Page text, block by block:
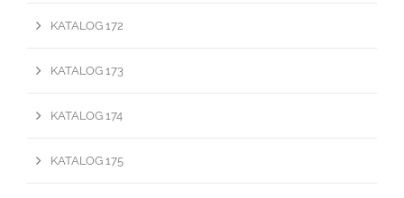
KATALOG 172
KATALOG 173
KATALOG 174
KATALOG 175